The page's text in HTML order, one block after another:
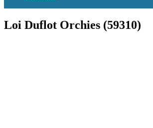
Loi Duflot Orchies (59310)